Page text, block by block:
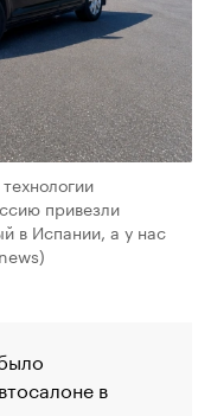
привезли
в Испании, а у нас
в